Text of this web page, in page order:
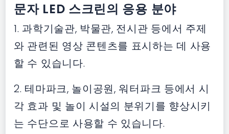
문자 LED 스크린의 응용 분야
1. 과학기술관, 박물관, 전시관 등에서 주제
와 관련된 영상 콘텐츠를 표시하는 데 사용
할 수 있습니다.
2. 테마파크, 놀이공원, 워터파크 등에서 시
각 효과 및 놀이 시설의 분위기를 향상시키
는 수단으로 사용할 수 있습니다.